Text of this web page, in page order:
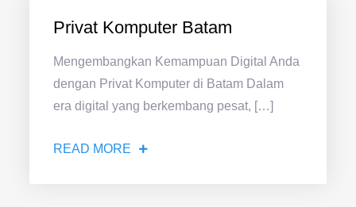
Privat Komputer Batam
Mengembangkan Kemampuan Digital Anda
dengan Privat Komputer di Batam Dalam
era digital yang berkembang pesat, […]
READ MORE